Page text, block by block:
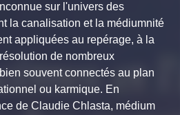
sur l'univers des
la canalisation et la médiumnité
appliquées au repérage, à la
de nombreux
souvent connectés au plan
ou karmique. En
de Claudie Chlasta, médium